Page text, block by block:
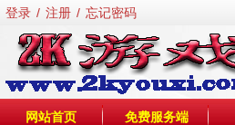
登录 / 注册 / 忘记密码
网站首页 免费服务端